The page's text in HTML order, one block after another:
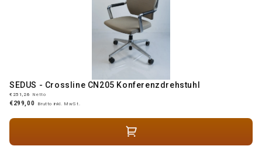
SEDUS - Crossline CN205 Konferenzdrehstuhl
€251,26 Netto
€299,00 Brutto inkl. MwSt.